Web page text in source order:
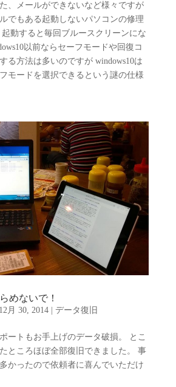
、メールができないなど様々ですが
でもある起動しないパソコンの修理
動すると毎回ブルースクリーンにな
以前ならセーフモードや回復コ
る方法は多いのですが windows10は
モードを選択できるという謎の仕様
めないで！
12月 30, 2014| データ復旧
ートもお手上げのデータ破損。 とこ
ところほぼ全部復旧できました。 事
かったので依頼者に喜んでいただけ